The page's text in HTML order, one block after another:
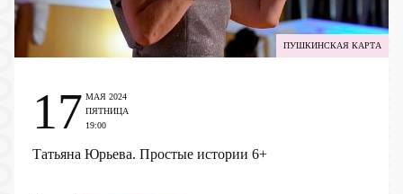
ПУШКИНСКАЯ КАРТА
Татьяна Юрьева. Простые истории 6+
17 МАЯ 2024
ПЯТНИЦА
19:00